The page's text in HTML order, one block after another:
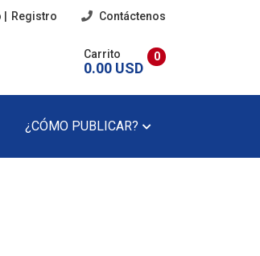
Registro Contáctenos
0
Carrito
0.00 USD
¿CÓMO PUBLICAR?